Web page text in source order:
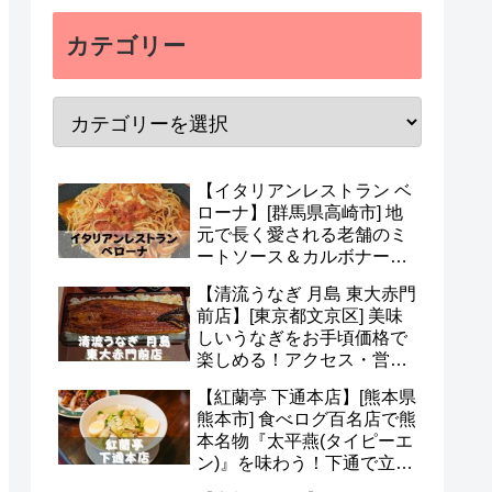
カテゴリー
【イタリアンレストラン ベ
ローナ】[群馬県高崎市] 地
元で長く愛される老舗のミ
ートソース＆カルボナー
ニュー・予約など(*^^*)
【清流うなぎ 月島 東大赤門
前店】[東京都文京区] 美味
しいうなぎをお手頃価格で
楽しめる！アクセス・営業
予約など(^^)
【紅蘭亭 下通本店】[熊本県
熊本市] 食べログ百名店で熊
本名物『太平燕(タイピーエ
ン)』を味わう！下通で立ち